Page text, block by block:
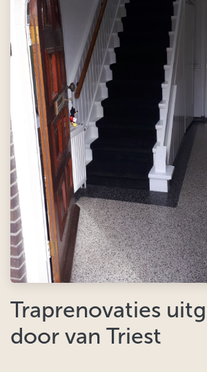
Traprenovaties
door van Triest